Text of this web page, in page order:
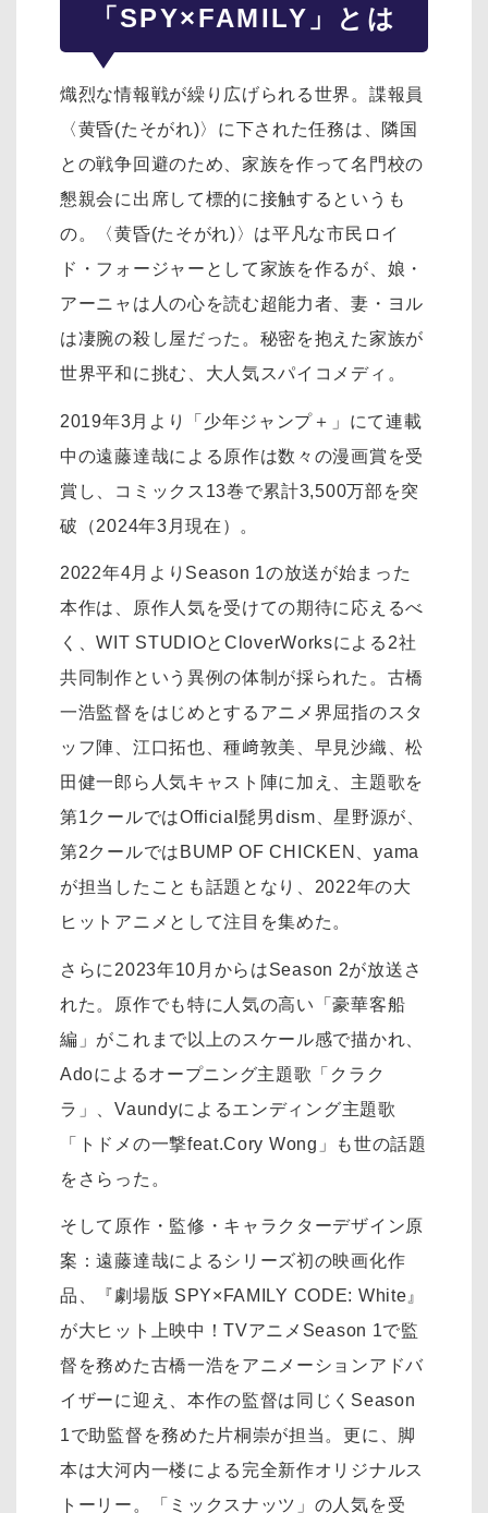
「SPY×FAMILY」とは
熾烈な情報戦が繰り広げられる世界。諜報員
〈黄昏(たそがれ)〉に下された任務は、隣国
との戦争回避のため、家族を作って名門校の
懇親会に出席して標的に接触するというも
の。〈黄昏(たそがれ)〉は平凡な市民ロイ
ド・フォージャーとして家族を作るが、娘・
アーニャは人の心を読む超能力者、妻・ヨル
は凄腕の殺し屋だった。秘密を抱えた家族が
世界平和に挑む、大人気スパイコメディ。
2019年3月より「少年ジャンプ＋」にて連載
中の遠藤達哉による原作は数々の漫画賞を受
賞し、コミックス13巻で累計3,500万部を突
破（2024年3月現在）。
2022年4月よりSeason 1の放送が始まった
本作は、原作人気を受けての期待に応えるべ
く、WIT STUDIOとCloverWorksによる2社
共同制作という異例の体制が採られた。古橋
一浩監督をはじめとするアニメ界屈指のスタ
ッフ陣、江口拓也、種﨑敦美、早見沙織、松
田健一郎ら人気キャスト陣に加え、主題歌を
第1クールではOfficial髭男dism、星野源が、
第2クールではBUMP OF CHICKEN、yama
が担当したことも話題となり、2022年の大
ヒットアニメとして注目を集めた。
さらに2023年10月からはSeason 2が放送さ
れた。原作でも特に人気の高い「豪華客船
編」がこれまで以上のスケール感で描かれ、
Adoによるオープニング主題歌「クラク
ラ」、Vaundyによるエンディング主題歌
「トドメの一撃feat.Cory Wong」も世の話題
をさらった。
そして原作・監修・キャラクターデザイン原
案：遠藤達哉によるシリーズ初の映画化作
品、『劇場版 SPY×FAMILY CODE: White』
が大ヒット上映中！TVアニメSeason 1で監
督を務めた古橋一浩をアニメーションアドバ
イザーに迎え、本作の監督は同じくSeason
1で助監督を務めた片桐崇が担当。更に、脚
本は大河内一楼による完全新作オリジナルス
トーリー。「ミックスナッツ」の人気を受